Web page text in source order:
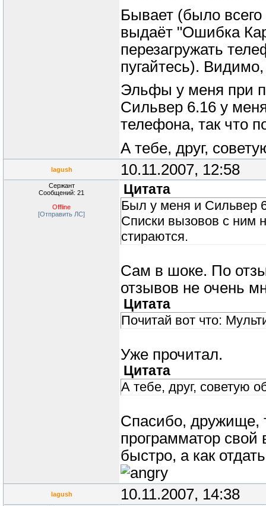
Бывает (было всего
выдаёт "Ошибка
перезагружать
пугайтесь).
Эльфы у меня при
Сильвер 6.16 у
телефона, так что
А тебе, друг,
lagush 10.11.2007, 12:58
Сержант
Сообщений: 21
Offline
[Отправить ЛС]
Цитата
Был у меня и Сильвер
Списки вызовов с ним
стираются.
Сам в шоке. По
отзывов не очень
Цитата
Почитай вот что:
Уже прочитал.
Цитата
А тебе, друг, советую
Спасибо, дружище,
программатор свой
быстро, а как
lagush 10.11.2007, 14:38